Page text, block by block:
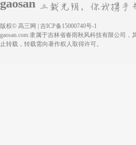
gaosan
版权© 高三网 | 吉ICP备15000740号-1
gaosan.com 隶属于吉林省春雨秋风科技有限公司
止转载，转载需向著作权人取得许可。